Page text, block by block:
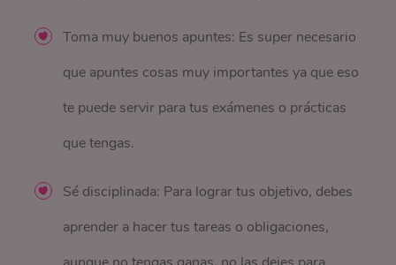
Toma muy buenos apuntes: Es super necesario
que apuntes cosas muy importantes ya que eso
te puede servir para tus exámenes o prácticas
que tengas.
Sé disciplinada: Para lograr tus objetivo, debes
aprender a hacer tus tareas o obligaciones,